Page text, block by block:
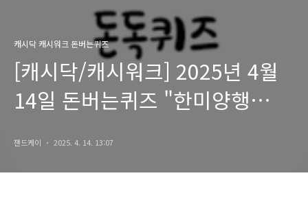
캐시닥 캐시워크 돈버는퀴즈
[캐시닥/캐시워크] 2025년 4월
14일 돈버는퀴즈 "한미양행
잰드케이 2025. 4. 14. 13:07